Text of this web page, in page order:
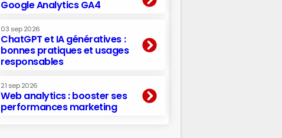
Google Analytics GA4
03 sep 2026
ChatGPT et IA génératives :
bonnes pratiques et usages
responsables
21 sep 2026
Web analytics : booster ses
performances marketing